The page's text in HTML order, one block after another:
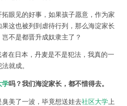
眼见的好事，如果孩子愿意，作为家
这也被列到虐待行列，那么海淀家长
岂不是都晋升成奴隶主了？
在日本，丹麦是不是犯法，我真的一
就成。
学吗？我们海淀家长，都不惜得去。
美了一波，毕竟想送娃去社区大学上